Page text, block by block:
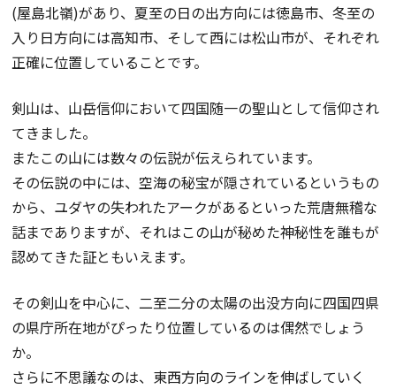
(屋島北嶺)があり、夏至の日の出方向には徳島市、冬至の
入り日方向には高知市、そして西には松山市が、それぞれ
正確に位置していることです。
剣山は、山岳信仰において四国随一の聖山として信仰され
てきました。
またこの山には数々の伝説が伝えられています。
その伝説の中には、空海の秘宝が隠されているというもの
から、ユダヤの失われたアークがあるといった荒唐無稽な
話までありますが、それはこの山が秘めた神秘性を誰もが
認めてきた証ともいえます。
その剣山を中心に、二至二分の太陽の出没方向に四国四県
の県庁所在地がぴったり位置しているのは偶然でしょう
か。
さらに不思議なのは、東西方向のラインを伸ばしていく